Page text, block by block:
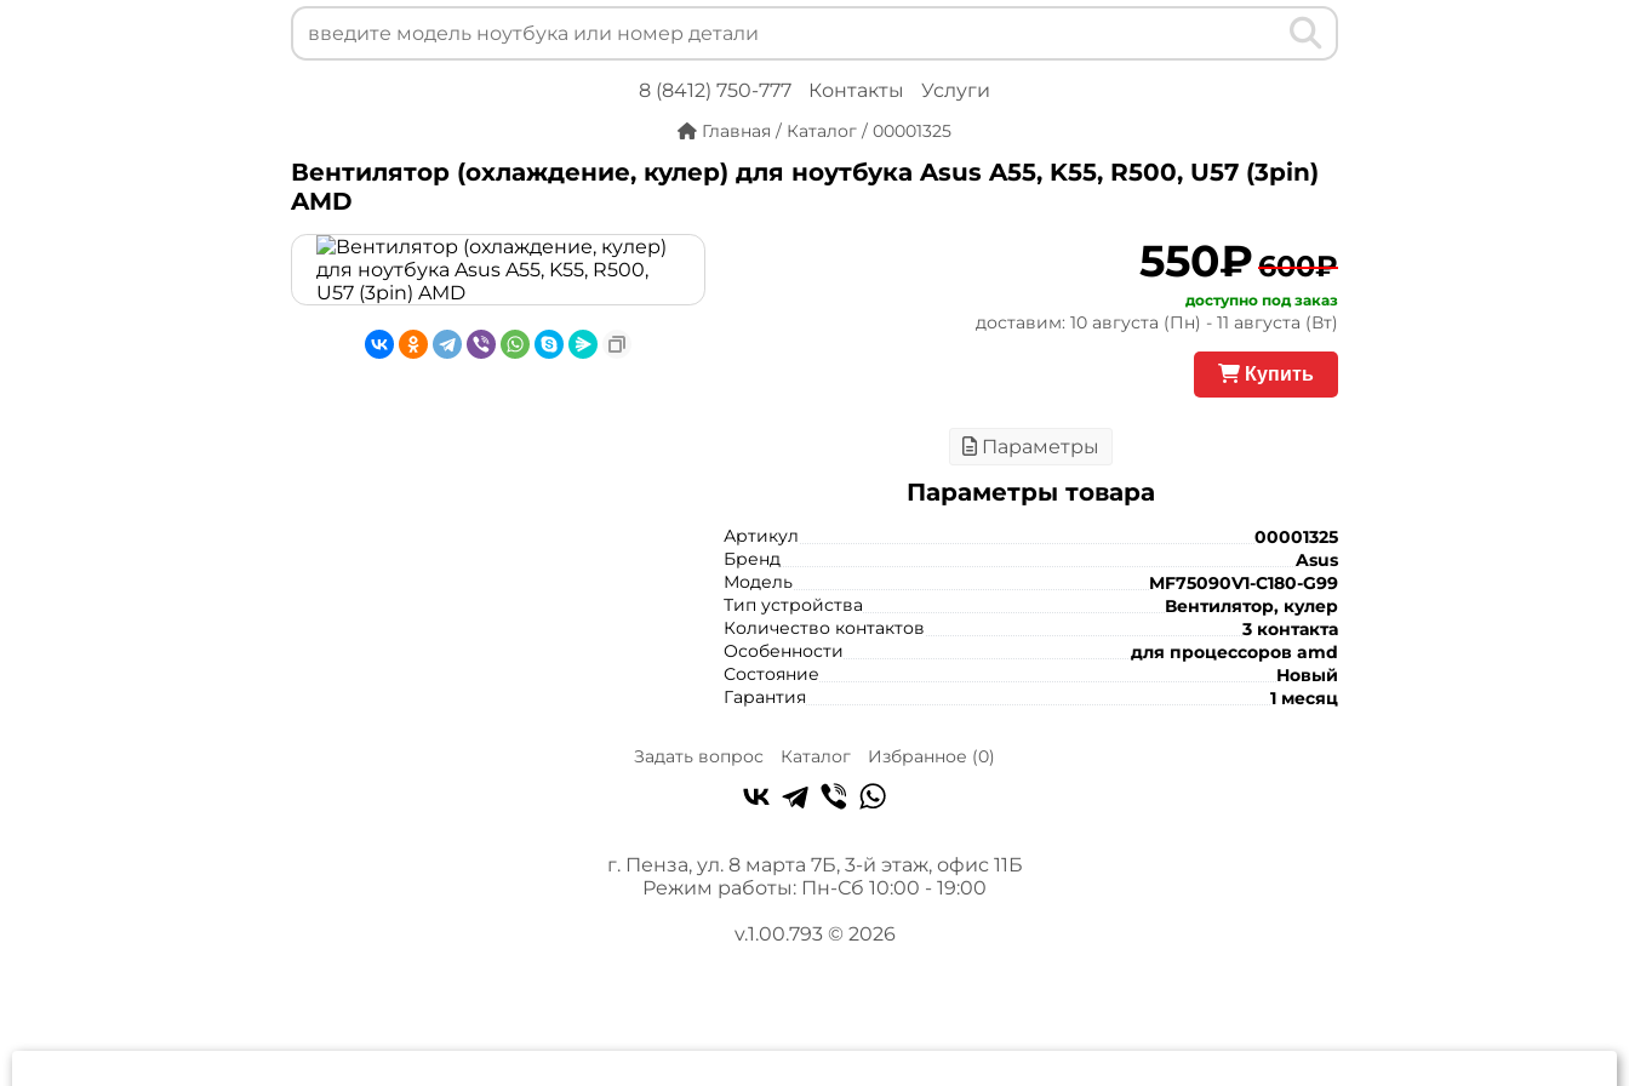
8 (8412) 750-777 Контакты Услуги
Главная / Каталог / 00001325
Вентилятор (охлаждение, кулер) для ноутбука Asus A55, K55, R500, U57 (3pin)
AMD
550₽600₽
доступно под заказ
доставим: 10 августа (Пн) - 11 августа (Вт)
Купить
Параметры
Параметры товара
Артикул
00001325
Бренд
Asus
Модель
MF75090V1-C180-G99
Тип устройства
Вентилятор, кулер
Количество контактов
3 контакта
Особенности
для процессоров amd
Состояние
Новый
Гарантия
1 месяц
Задать вопрос Каталог Избранное (0)
г. Пенза, ул. 8 марта 7Б, 3-й этаж, офис 11Б
Режим работы: Пн-Сб 10:00 - 19:00
v.1.00.793 © 2026